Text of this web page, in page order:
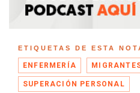
ETIQUETAS DE ESTA
ENFERMERÍA
SUPERACIÓN PERSONAL